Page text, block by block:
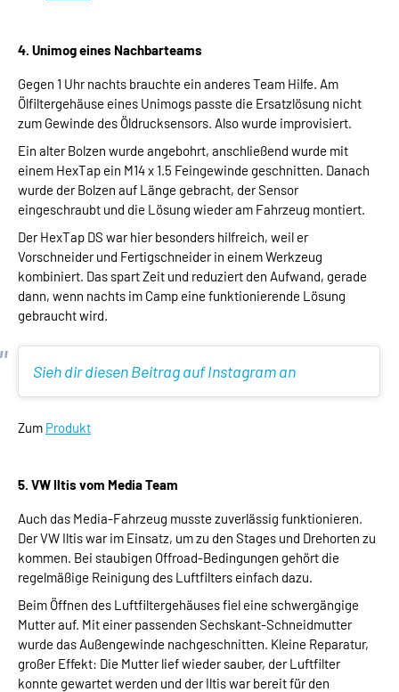
4. Unimog eines Nachbarteams
Gegen 1 Uhr nachts brauchte ein anderes Team Hilfe. Am
Ölfiltergehäuse eines Unimogs passte die Ersatzlösung nicht
zum Gewinde des Öldrucksensors. Also wurde improvisiert.
Ein alter Bolzen wurde angebohrt, anschließend wurde mit
einem HexTap ein M14 x 1.5 Feingewinde geschnitten. Danach
wurde der Bolzen auf Länge gebracht, der Sensor
eingeschraubt und die Lösung wieder am Fahrzeug montiert.
Der HexTap DS war hier besonders hilfreich, weil er
Vorschneider und Fertigschneider in einem Werkzeug
kombiniert. Das spart Zeit und reduziert den Aufwand, gerade
dann, wenn nachts im Camp eine funktionierende Lösung
gebraucht wird.
Sieh dir diesen Beitrag auf Instagram an
Zum Produkt
5. VW Iltis vom Media Team
Auch das Media-Fahrzeug musste zuverlässig funktionieren.
Der VW Iltis war im Einsatz, um zu den Stages und Drehorten zu
kommen. Bei staubigen Offroad-Bedingungen gehört die
regelmäßige Reinigung des Luftfilters einfach dazu.
Beim Öffnen des Luftfiltergehäuses fiel eine schwergängige
Mutter auf. Mit einer passenden Sechskant-Schneidmutter
wurde das Außengewinde nachgeschnitten. Kleine Reparatur,
großer Effekt: Die Mutter lief wieder sauber, der Luftfilter
konnte gewartet werden und der Iltis war bereit für den